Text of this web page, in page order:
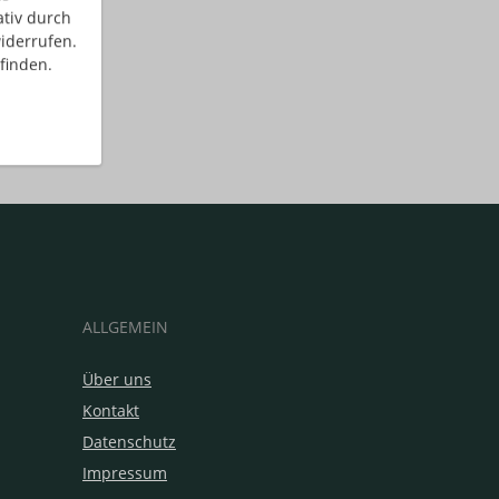
durch
ALLGEMEIN
Über uns
Kontakt
Datenschutz
Impressum